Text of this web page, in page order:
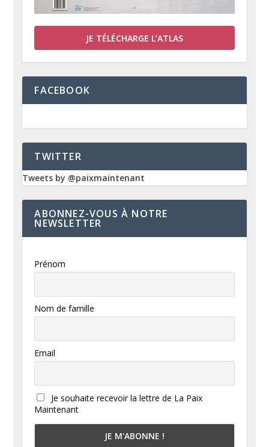
JE TÉLÉCHARGE L’ATLAS
FACEBOOK
TWITTER
Tweets by @paixmaintenant
ABONNEZ-VOUS À NOTRE
NEWSLETTER
Prénom
Nom de famille
Email
Je souhaite recevoir la lettre de La Paix
Maintenant